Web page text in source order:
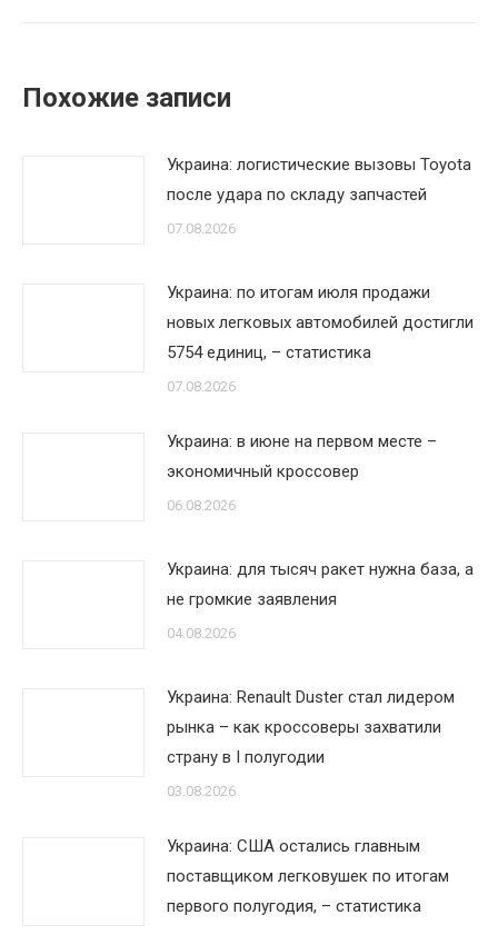
Похожие записи
Украина: логистические вызовы Toyota
после удара по складу запчастей
07.08.2026
Украина: по итогам июля продажи
новых легковых автомобилей достигли
5754 единиц, – статистика
07.08.2026
Украина: в июне на первом месте –
экономичный кроссовер
06.08.2026
Украина: для тысяч ракет нужна база, а
не громкие заявления
04.08.2026
Украина: Renault Duster стал лидером
рынка – как кроссоверы захватили
страну в I полугодии
03.08.2026
Украина: США остались главным
поставщиком легковушек по итогам
первого полугодия, – статистика